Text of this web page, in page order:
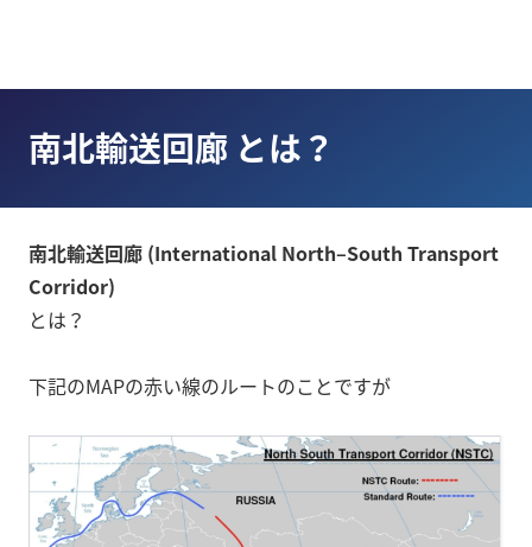
南北輸送回廊 とは？
南北輸送回廊 (International North–South Transport
Corridor)
とは？
下記のMAPの赤い線のルートのことですが